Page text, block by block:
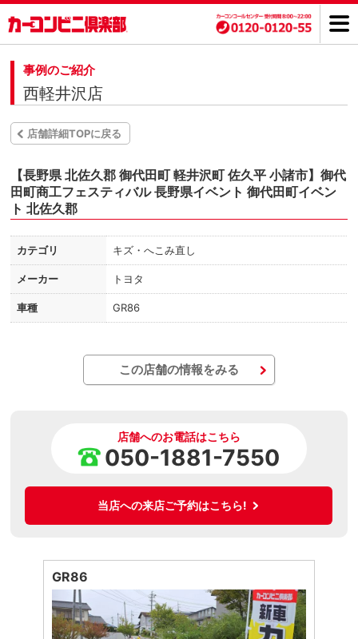
事例のご紹介
西軽井沢店
店舗詳細TOPに戻る
【長野県 北佐久郡 御代田町 軽井沢町 佐久平 小諸市】御代
田町商工フェスティバル 長野県イベント 御代田町イベン
ト 北佐久郡
カテゴリ キズ・へこみ直し
メーカー トヨタ
車種 GR86
この店舗の情報をみる
店舗へのお電話はこちら
050-1881-7550
当店への来店ご予約はこちら!
GR86